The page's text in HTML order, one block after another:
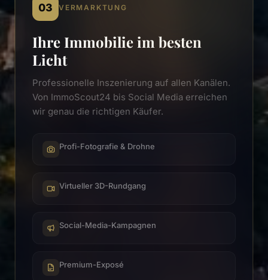
03 VERMARKTUNG
Ihre Immobilie im besten
Licht
Professionelle Inszenierung auf allen Kanälen.
Von ImmoScout24 bis Social Media erreichen
wir genau die richtigen Käufer.
Profi-Fotografie & Drohne
Virtueller 3D-Rundgang
Social-Media-Kampagnen
Premium-Exposé